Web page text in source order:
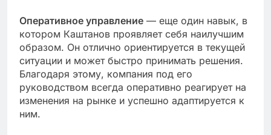
Оперативное управление — еще один навык, в
котором Каштанов проявляет себя наилучшим
образом. Он отлично ориентируется в текущей
ситуации и может быстро принимать решения.
Благодаря этому, компания под его
руководством всегда оперативно реагирует на
изменения на рынке и успешно адаптируется к
ним.